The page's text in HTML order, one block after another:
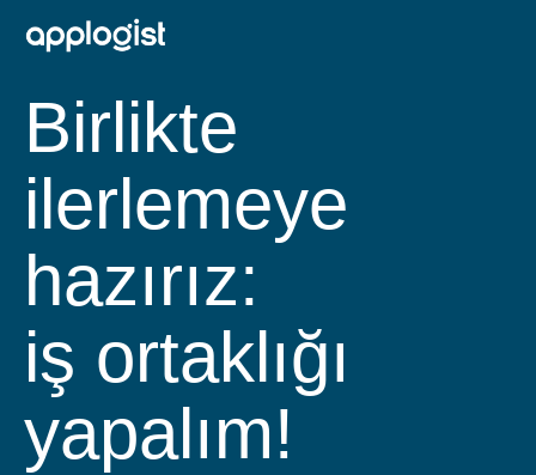
Birlikte
ilerlemeye
hazırız:
iş ortaklığı
yapalım!